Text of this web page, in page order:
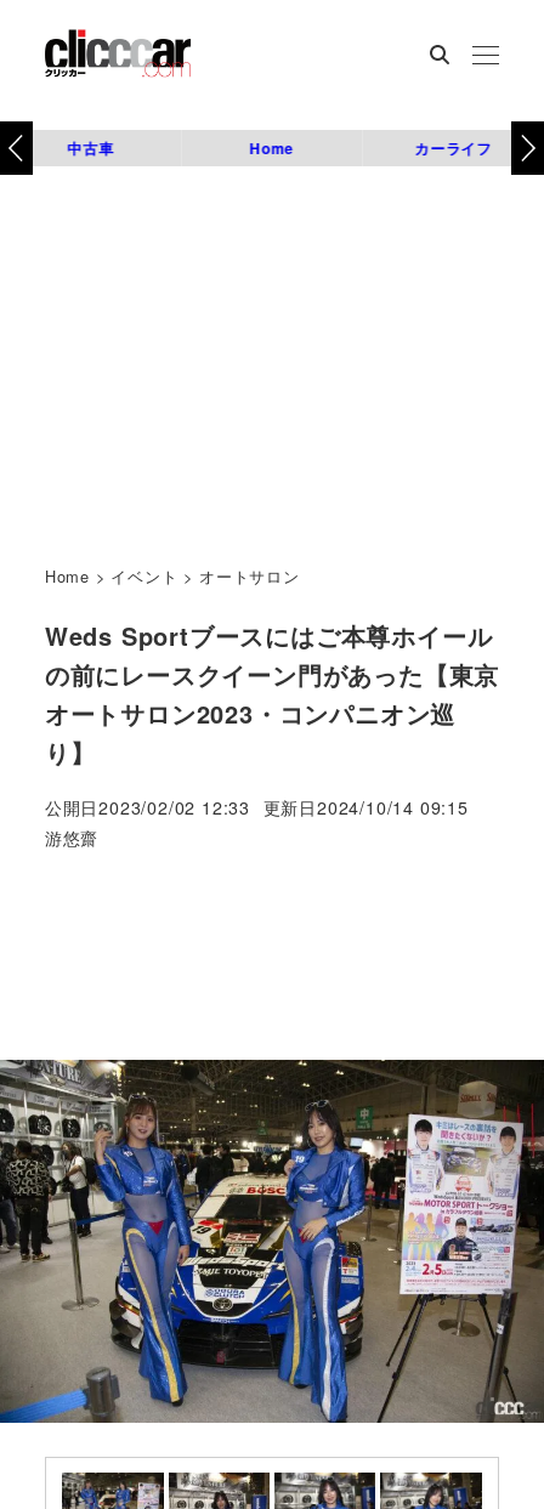
中古車 Home カーライフ
Home > イベント > オートサロン
Weds Sportブースにはご本尊ホイール
の前にレースクイーン門があった【東京
オートサロン2023・コンパニオン巡
り】
公開日2023/02/02 12:33 更新日2024/10/14 09:15
著
游悠齋